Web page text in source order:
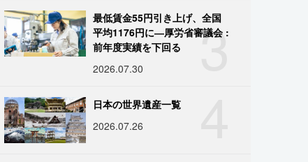
3
最低賃金55円引き上げ、全国
平均1176円に―厚労省審議会 :
前年度実績を下回る
2026.07.30
日本の世界遺産一覧
2026.07.26